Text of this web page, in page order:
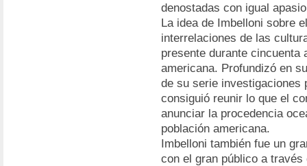
denostadas con igual
La idea de Imbelloni sobre
interrelaciones de las
presente durante cincuenta
americana. Profundizó en
de su serie investigaciones
consiguió reunir lo que el
anunciar la procedencia
población americana.
Imbelloni también fue un
con el gran público a